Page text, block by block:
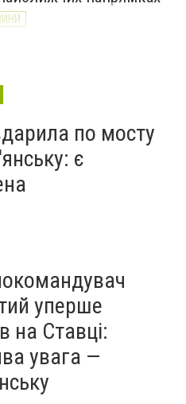
війни: 7 серпня
по мосту
є
уперше
на Ставці:
увага —